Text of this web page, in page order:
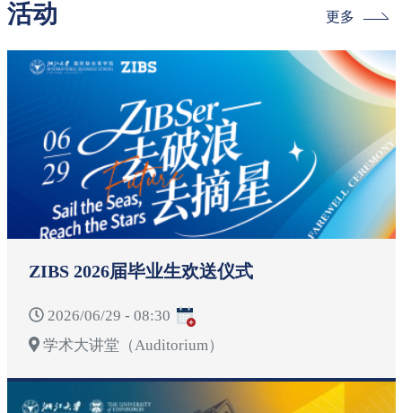
活动 更多
ZIBS 2026届毕业生欢送仪式
2026/06/29 - 08:30
学术大讲堂（Auditorium）